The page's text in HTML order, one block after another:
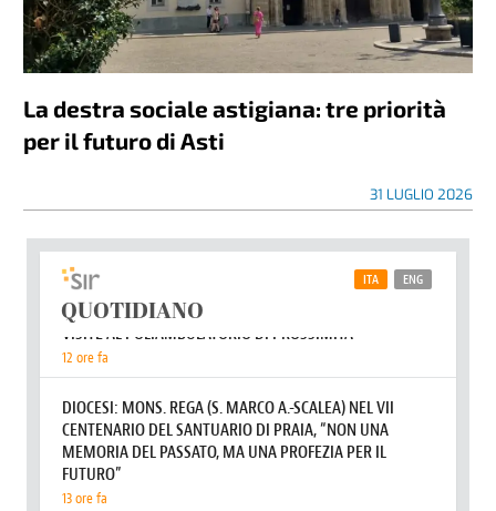
La destra sociale astigiana: tre priorità
per il futuro di Asti
31 LUGLIO 2026